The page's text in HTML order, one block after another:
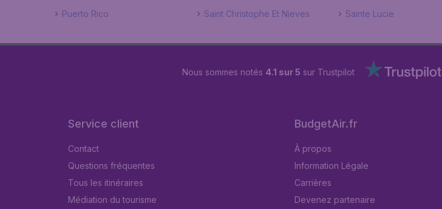
Puerto Rico
Saint Christophe Et Nieves Sainte Lucie
Nous sommes notés 4.1 sur 5 sur Trustpilot
Service client
Contact
Questions fréquentes
Tous les itinéraires
Médiation du tourisme
BudgetAir.fr
À propos
Information Légale
Carrières
Devenez partenaire